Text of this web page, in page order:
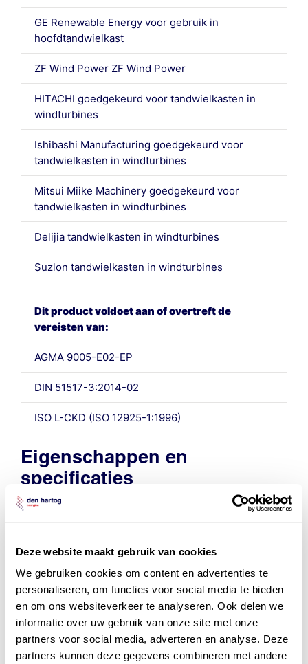
Deze website maakt gebruik van cookies
We gebruiken cookies om content en advertenties te
personaliseren, om functies voor social media te bieden
en om ons websiteverkeer te analyseren. Ook delen we
informatie over uw gebruik van onze site met onze
partners voor social media, adverteren en analyse. Deze
partners kunnen deze gegevens combineren met andere
GE Renewable Energy voor gebruik in
hoofdtandwielkast
ZF Wind Power ZF Wind Power
HITACHI goedgekeurd voor tandwielkasten in
windturbines
Ishibashi Manufacturing goedgekeurd voor
tandwielkasten in windturbines
Mitsui Miike Machinery goedgekeurd voor
tandwielkasten in windturbines
Delijia tandwielkasten in windturbines
Suzlon tandwielkasten in windturbines
Dit product voldoet aan of overtreft de
vereisten van:
AGMA 9005-E02-EP
DIN 51517-3:2014-02
ISO L-CKD (ISO 12925-1:1996)
Eigenschappen en
specificaties
Dichtheid bij15,6 C, g/ml, ASTM
D4052
0,854
Emulsie, tijdsduur tot 37 ml water, 82
C, min, ASTM D1401